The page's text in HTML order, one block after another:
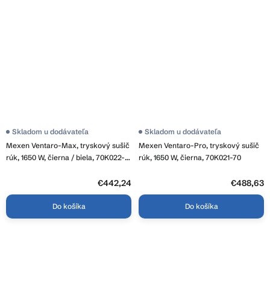
Mexen Ventaro-Max, tryskový sušič
rúk, 1650 W, čierna / biela, 70K022-
Skladom u dodávateľa
€442,24
Do košíka
Mexen Ventaro-Pro, tryskový sušič
rúk, 1650 W, čierna, 70K021-70
Skladom u dodávateľa
€488,63
Do košíka